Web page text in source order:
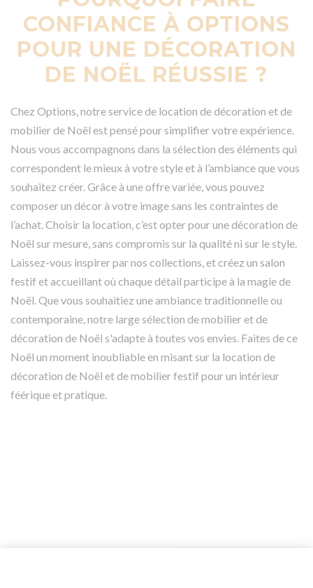
CONFIANCE À OPTIONS
POUR UNE DÉCORATION
DE NOËL RÉUSSIE ?
Chez Options, notre service de location de décoration et de
mobilier de Noël est pensé pour simplifier votre expérience.
Nous vous accompagnons dans la sélection des éléments qui
correspondent le mieux à votre style et à l’ambiance que vous
souhaitez créer. Grâce à une offre variée, vous pouvez
composer un décor à votre image sans les contraintes de
l’achat. Choisir la location, c’est opter pour une décoration de
Noël sur mesure, sans compromis sur la qualité ni sur le style.
Laissez-vous inspirer par nos collections, et créez un salon
festif et accueillant où chaque détail participe à la magie de
Noël. Que vous souhaitiez une ambiance traditionnelle ou
contemporaine, notre large sélection de mobilier et de
décoration de Noël s'adapte à toutes vos envies. Faites de ce
Noël un moment inoubliable en misant sur la location de
décoration de Noël et de mobilier festif pour un intérieur
féérique et pratique.